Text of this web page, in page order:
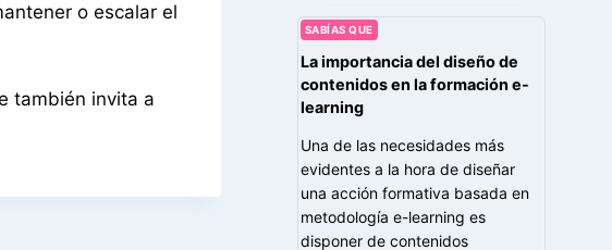
o escalar el
también invita a
SABÍAS QUE
La importancia del diseño de
contenidos en la formación e-
learning
Una de las necesidades más
evidentes a la hora de diseñar
una acción formativa basada en
metodología e-learning es
disponer de contenidos